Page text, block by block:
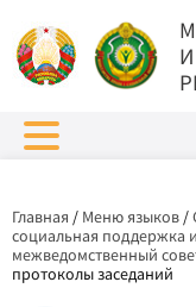
Главная / Меню языков /
социальная поддержка
межведомственный
протоколы заседаний